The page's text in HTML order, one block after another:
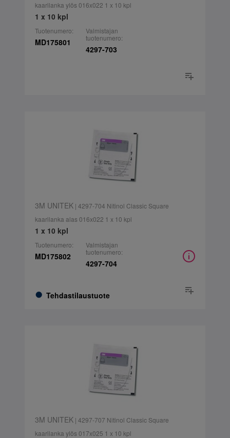
kaarilanka ylös 016x022 1 x 10 kpl
1 x 10 kpl
Tuotenumero:
MD175801
Valmistajan
tuotenumero:
4297-703
3M UNITEK| 4297-704 Nitinol Classic Square
kaarilanka alas 016x022 1 x 10 kpl
1 x 10 kpl
Tuotenumero:
MD175802
Tehdastilaustuote
Valmistajan
tuotenumero:
4297-704
3M UNITEK| 4297-707 Nitinol Classic Square
kaarilanka ylös 017x025 1 x 10 kpl